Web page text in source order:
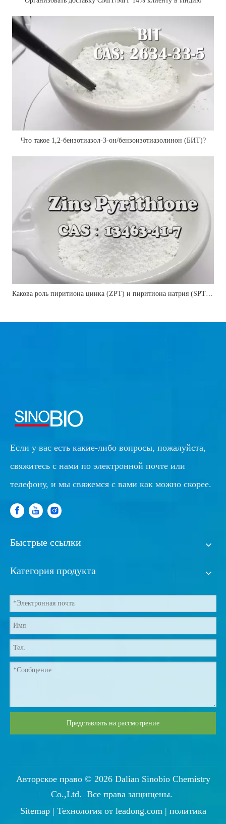
Что такое 1,2-бензотиазол-3-он/бензоизотиазолинон (БИТ)?
Если у вас есть какие-либо вопросы, пожалуйста,
свяжитесь с нами по электронной почте или
телефону, и мы свяжемся с вами как можно скорее.
Быстрые ссылки
Категория продукта
Представлять на рассмотрение
Авторское право © 2026Dalian Sinobio Chemistry
Co.,Ltd. Все права защищены.
Sitemap| Технология от leadong.com | политика